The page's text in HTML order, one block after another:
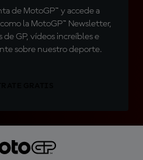
de MotoGP™ y accede a
la MotoGP™ Newsletter,
GP, vídeos increíbles e
sobre nuestro deporte.